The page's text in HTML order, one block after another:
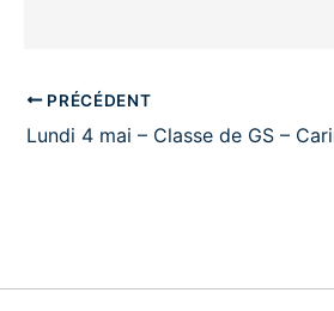
PRÉCÉDENT
Lundi 4 mai – Classe de GS –